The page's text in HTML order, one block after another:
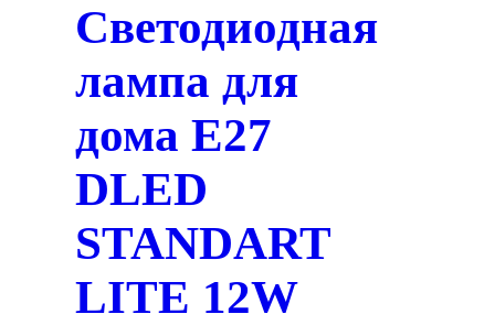
Светодиодная
лампа для
дома E27
DLED
STANDART
LITE 12W